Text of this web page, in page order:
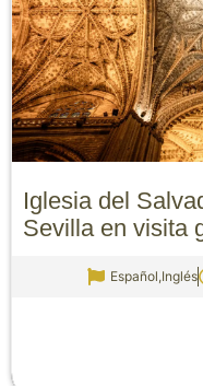
Iglesia del
Sevilla en visita
Español,Inglés